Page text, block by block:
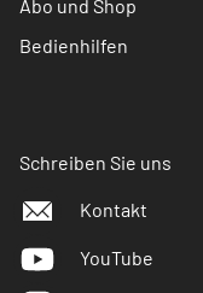
Abo und Shop
Bedienhilfen
Schreiben Sie uns
Kontakt
YouTube